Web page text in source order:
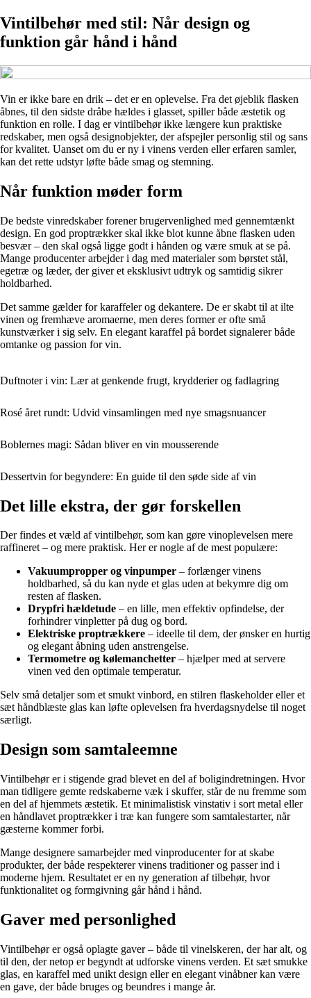
Vintilbehør med stil: Når design og
funktion går hånd i hånd
Vin er ikke bare en drik – det er en oplevelse. Fra det øjeblik flasken
åbnes, til den sidste dråbe hældes i glasset, spiller både æstetik og
funktion en rolle. I dag er vintilbehør ikke længere kun praktiske
redskaber, men også designobjekter, der afspejler personlig stil og sans
for kvalitet. Uanset om du er ny i vinens verden eller erfaren samler,
kan det rette udstyr løfte både smag og stemning.
Når funktion møder form
De bedste vinredskaber forener brugervenlighed med gennemtænkt
design. En god proptrækker skal ikke blot kunne åbne flasken uden
besvær – den skal også ligge godt i hånden og være smuk at se på.
Mange producenter arbejder i dag med materialer som børstet stål,
egetræ og læder, der giver et eksklusivt udtryk og samtidig sikrer
holdbarhed.
Det samme gælder for karaffeler og dekantere. De er skabt til at ilte
vinen og fremhæve aromaerne, men deres former er ofte små
kunstværker i sig selv. En elegant karaffel på bordet signalerer både
omtanke og passion for vin.
Duftnoter i vin: Lær at genkende frugt, krydderier og fadlagring
Rosé året rundt: Udvid vinsamlingen med nye smagsnuancer
Boblernes magi: Sådan bliver en vin mousserende
Dessertvin for begyndere: En guide til den søde side af vin
Det lille ekstra, der gør forskellen
Der findes et væld af vintilbehør, som kan gøre vinoplevelsen mere
raffineret – og mere praktisk. Her er nogle af de mest populære:
Vakuumpropper og vinpumper – forlænger vinens
holdbarhed, så du kan nyde et glas uden at bekymre dig om
resten af flasken.
Drypfri hældetude – en lille, men effektiv opfindelse, der
forhindrer vinpletter på dug og bord.
Elektriske proptrækkere – ideelle til dem, der ønsker en hurtig
og elegant åbning uden anstrengelse.
Termometre og kølemanchetter – hjælper med at servere
vinen ved den optimale temperatur.
Selv små detaljer som et smukt vinbord, en stilren flaskeholder eller et
sæt håndblæste glas kan løfte oplevelsen fra hverdagsnydelse til noget
særligt.
Design som samtaleemne
Vintilbehør er i stigende grad blevet en del af boligindretningen. Hvor
man tidligere gemte redskaberne væk i skuffer, står de nu fremme som
en del af hjemmets æstetik. Et minimalistisk vinstativ i sort metal eller
en håndlavet proptrækker i træ kan fungere som samtalestarter, når
gæsterne kommer forbi.
Mange designere samarbejder med vinproducenter for at skabe
produkter, der både respekterer vinens traditioner og passer ind i
moderne hjem. Resultatet er en ny generation af tilbehør, hvor
funktionalitet og formgivning går hånd i hånd.
Gaver med personlighed
Vintilbehør er også oplagte gaver – både til vinelskeren, der har alt, og
til den, der netop er begyndt at udforske vinens verden. Et sæt smukke
glas, en karaffel med unikt design eller en elegant vinåbner kan være
en gave, der både bruges og beundres i mange år.